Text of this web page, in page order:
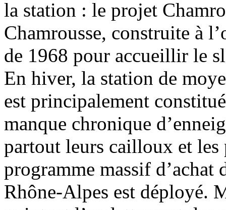
la station : le projet
Chamrousse, construite à
de 1968 pour accueillir le
En hiver, la station de
est principalement
manque chronique
partout leurs cailloux et
programme massif d’achat
Rhône-Alpes est déployé.